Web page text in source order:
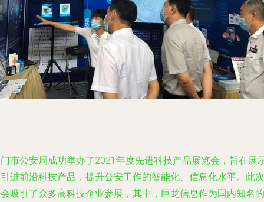
市公安局成功举办了2021年度先进科技产品展览会，旨在展
进前沿科技产品，提升公安工作的智能化、信息化水平。此次
吸引了众多高科技企业参展，其中，巨龙信息作为国内知名的